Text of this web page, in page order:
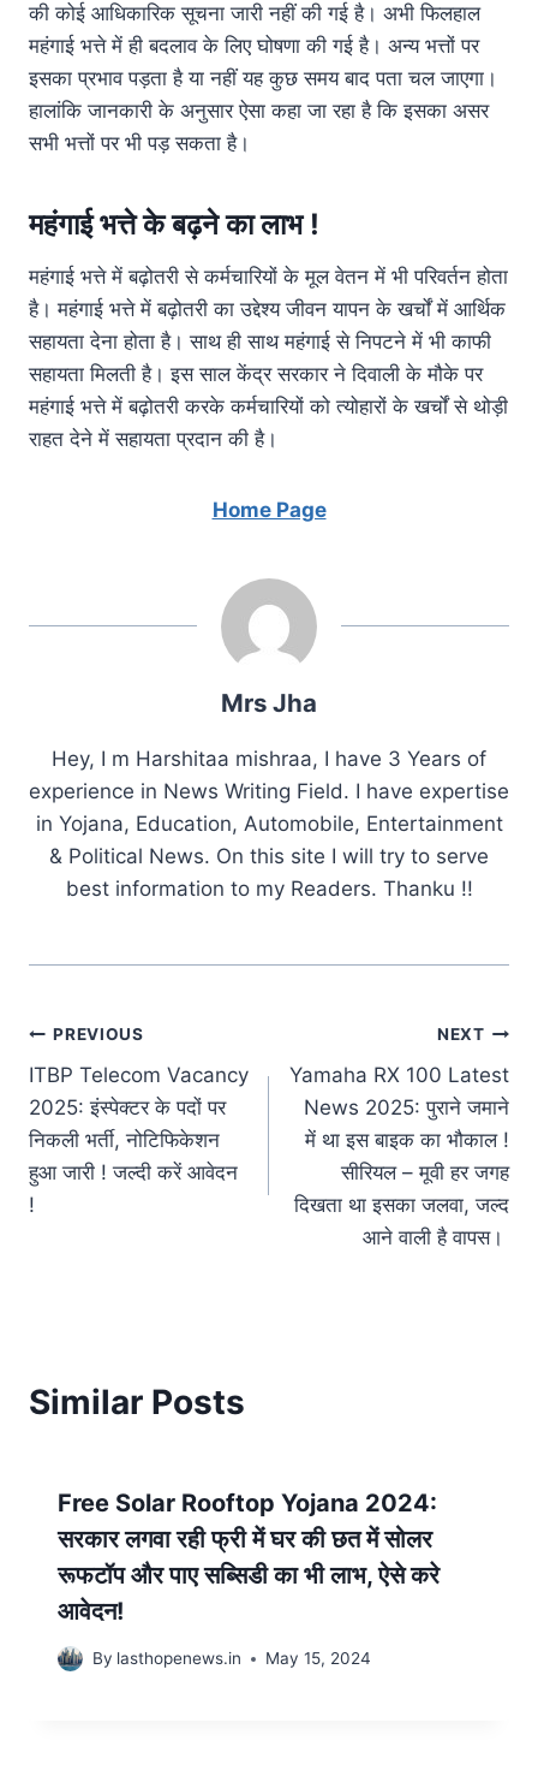
की कोई आधिकारिक सूचना जारी नहीं की गई है। अभी फिलहाल
महंगाई भत्ते में ही बदलाव के लिए घोषणा की गई है। अन्य भत्तों पर
इसका प्रभाव पड़ता है या नहीं यह कुछ समय बाद पता चल जाएगा।
हालांकि जानकारी के अनुसार ऐसा कहा जा रहा है कि इसका असर
सभी भत्तों पर भी पड़ सकता है।
महंगाई भत्ते के बढ़ने का लाभ !
महंगाई भत्ते में बढ़ोतरी से कर्मचारियों के मूल वेतन में भी परिवर्तन होता
है। महंगाई भत्ते में बढ़ोतरी का उद्देश्य जीवन यापन के खर्चों में आर्थिक
सहायता देना होता है। साथ ही साथ महंगाई से निपटने में भी काफी
सहायता मिलती है। इस साल केंद्र सरकार ने दिवाली के मौके पर
महंगाई भत्ते में बढ़ोतरी करके कर्मचारियों को त्योहारों के खर्चों से थोड़ी
राहत देने में सहायता प्रदान की है।
Home Page
Mrs Jha
Hey, I m Harshitaa mishraa, I have 3 Years of
experience in News Writing Field. I have expertise
in Yojana, Education, Automobile, Entertainment
& Political News. On this site I will try to serve
best information to my Readers. Thanku !!
Post
navigation
PREVIOUS
ITBP Telecom Vacancy
2025: इंस्पेक्टर के पदों पर
निकली भर्ती, नोटिफिकेशन
हुआ जारी ! जल्दी करें आवेदन
!
NEXT
Yamaha RX 100 Latest
News 2025: पुराने जमाने
में था इस बाइक का भौकाल !
सीरियल – मूवी हर जगह
दिखता था इसका जलवा, जल्द
आने वाली है वापस।
Similar Posts
Free Solar Rooftop Yojana 2024:
सरकार लगवा रही फ्री में घर की छत में सोलर
रूफटॉप और पाए सब्सिडी का भी लाभ, ऐसे करे
आवेदन!
By lasthopenews.in May 15, 2024